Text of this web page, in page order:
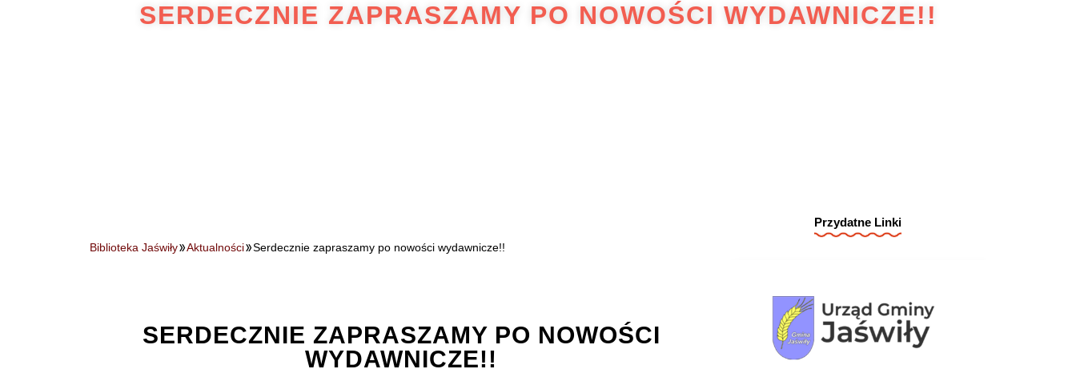
SERDECZNIE ZAPRASZAMY PO NOWOŚCI WYDAWNICZE!!
Biblioteka Jaświły Aktualności Serdecznie zapraszamy po nowości wydawnicze!!
SERDECZNIE ZAPRASZAMY PO NOWOŚCI
WYDAWNICZE!!
Przydatne Linki